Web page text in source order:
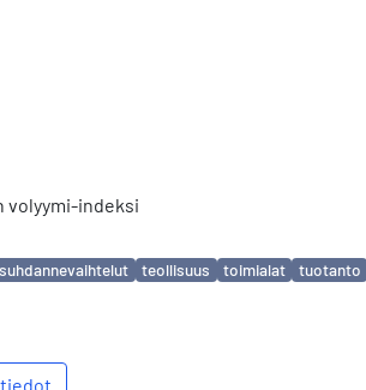
volyymi-indeksi
suhdannevaihtelut teollisuus toimialat tuotanto